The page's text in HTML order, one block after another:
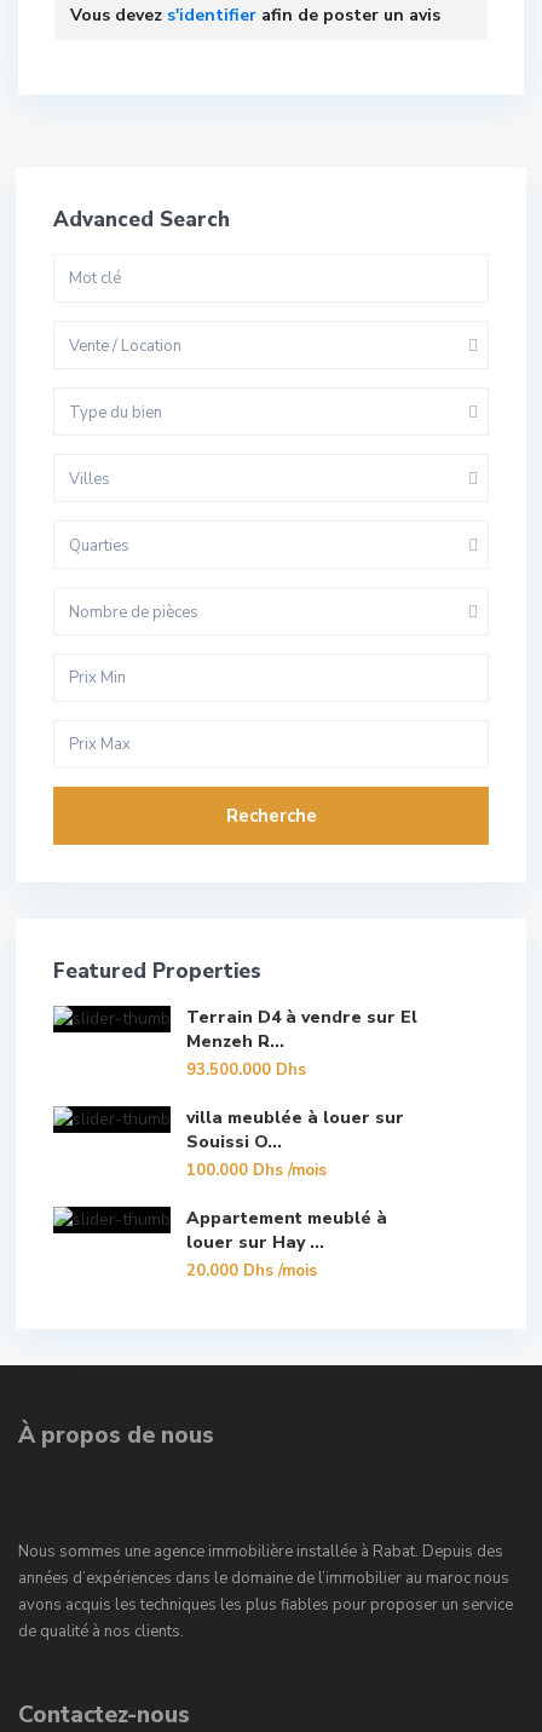
Vous devez s'identifier afin de poster un avis
Advanced Search
Vente / Location
Type du bien
Villes
Quarties
Nombre de pièces
Recherche
Featured Properties
Terrain D4 à vendre sur El
Menzeh R...
93.500.000 Dhs
villa meublée à louer sur
Souissi O...
100.000 Dhs/mois
Appartement meublé à
louer sur Hay ...
20.000 Dhs/mois
À propos de nous
Nous sommes une agence immobilière installée à Rabat. Depuis des
années d’expériences dans le domaine de l’immobilier au maroc nous
avons acquis les techniques les plus fiables pour proposer un service
de qualité à nos clients.
Contactez-nous